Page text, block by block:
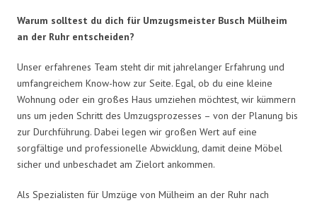
Warum solltest du dich für Umzugsmeister Busch Mülheim
an der Ruhr entscheiden?
Unser erfahrenes Team steht dir mit jahrelanger Erfahrung und
umfangreichem Know-how zur Seite. Egal, ob du eine kleine
Wohnung oder ein großes Haus umziehen möchtest, wir kümmern
uns um jeden Schritt des Umzugsprozesses – von der Planung bis
zur Durchführung. Dabei legen wir großen Wert auf eine
sorgfältige und professionelle Abwicklung, damit deine Möbel
sicher und unbeschadet am Zielort ankommen.
Als Spezialisten für Umzüge von Mülheim an der Ruhr nach